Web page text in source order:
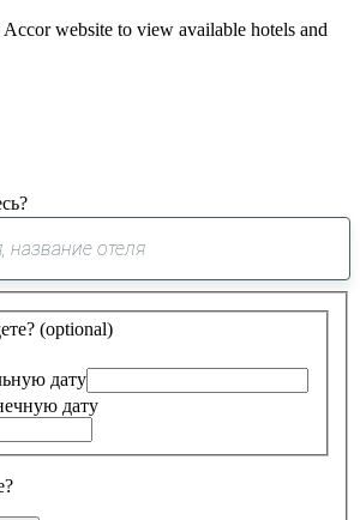
website to view available hotels and
0
предложение
найдено
(optional)
дату
дату